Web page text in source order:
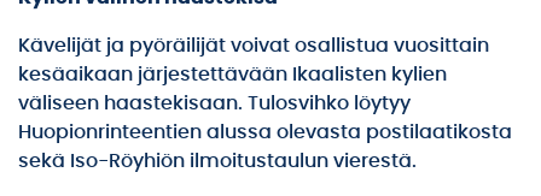
Kävelijät ja pyöräilijät voivat osallistua vuosittain
kesäaikaan järjestettävään Ikaalisten kylien
väliseen haastekisaan. Tulosvihko löytyy
Huopionrinteentien alussa olevasta postilaatikosta
sekä Iso-Röyhiön ilmoitustaulun vierestä.